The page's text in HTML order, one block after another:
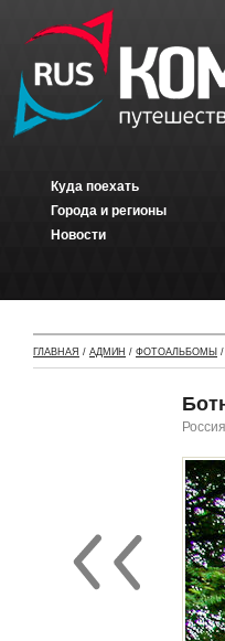
Куда поехать
Города и регионы
Новости
ГЛАВНАЯ / АДМИН / ФОТОАЛЬБОМЫ /